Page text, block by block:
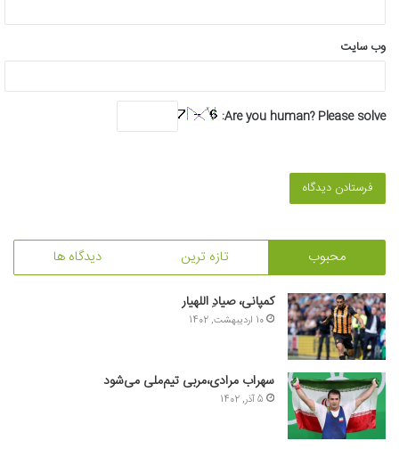
وب‌ سایت
Are you human? Please solve:
محبوب تازه ترین دیدگاه ها
کمپانی، صیادِ اللهیار
10 اردیبهشت, 1402
سهراب مرادی،مربی تیم‌ملی می‌شود
5 آذر, 1402